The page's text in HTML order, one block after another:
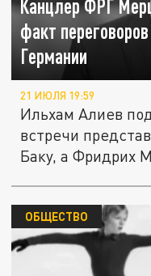
Канцлер ФРГ
факт
Германии
21 ИЮЛЯ 19:59
Ильхам Алиев
встречи
Баку, а Фридрих
ОБЩЕСТВО